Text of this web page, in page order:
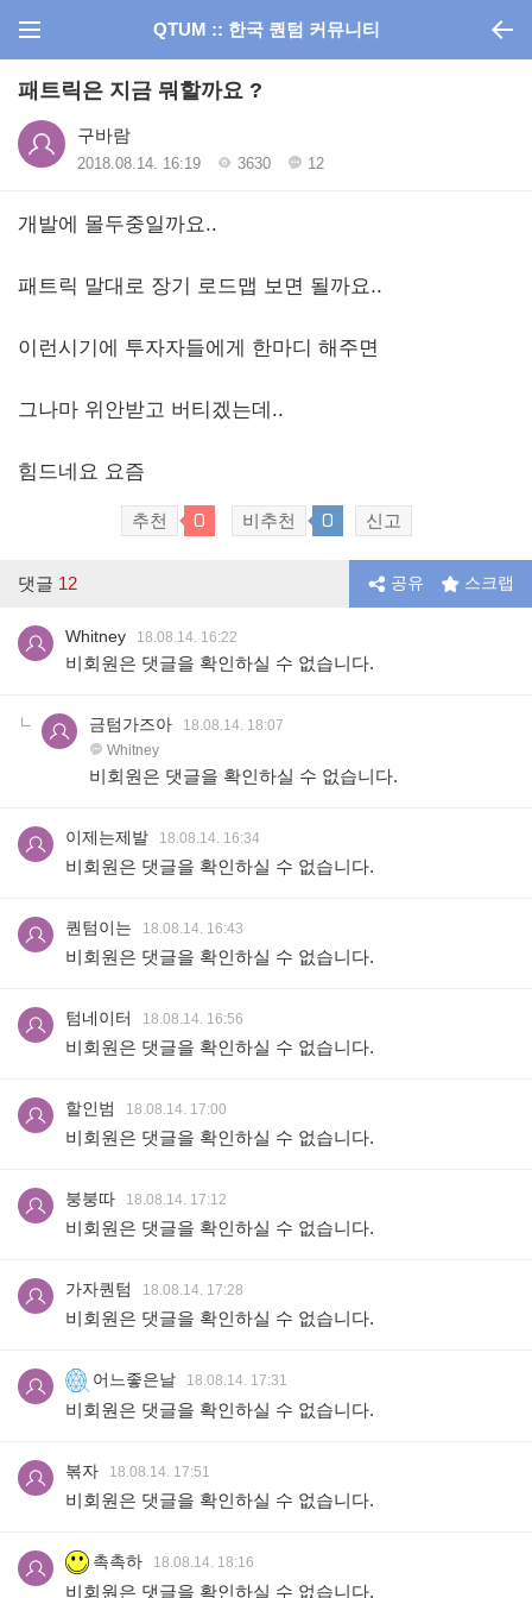
QTUM :: 한국 퀀텀 커뮤니티
패트릭은 지금 뭐할까요 ?
구바람
2018.08.14. 16:19 3630 12
개발에 몰두중일까요..
패트릭 말대로 장기 로드맵 보면 될까요..
이런시기에 투자자들에게 한마디 해주면
그나마 위안받고 버티겠는데..
힘드네요 요즘
추천 0 비추천 0 신고
댓글 12 공유 스크랩
Whitney 18.08.14. 16:22
비회원은 댓글을 확인하실 수 없습니다.
금텀가즈아
18.08.14. 18:07
Whitney
비회원은 댓글을 확인하실 수 없습니다.
이제는제발 18.08.14. 16:34
비회원은 댓글을 확인하실 수 없습니다.
퀀텀이는 18.08.14. 16:43
비회원은 댓글을 확인하실 수 없습니다.
텀네이터 18.08.14. 16:56
비회원은 댓글을 확인하실 수 없습니다.
할인범 18.08.14. 17:00
비회원은 댓글을 확인하실 수 없습니다.
붕붕따 18.08.14. 17:12
비회원은 댓글을 확인하실 수 없습니다.
가자퀀텀 18.08.14. 17:28
비회원은 댓글을 확인하실 수 없습니다.
어느좋은날 18.08.14. 17:31
비회원은 댓글을 확인하실 수 없습니다.
볶자 18.08.14. 17:51
비회원은 댓글을 확인하실 수 없습니다.
촉촉하 18.08.14. 18:16
비회원은 댓글을 확인하실 수 없습니다.